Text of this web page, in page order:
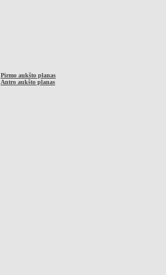
Pirmo aukšto planas
Antro aukšto planas